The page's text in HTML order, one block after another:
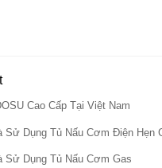
Cao Cấp Tại Việt Nam
Sử Dụng Tủ Nấu Cơm Điện Hẹn
Sử Dụng Tủ Nấu Cơm Gas